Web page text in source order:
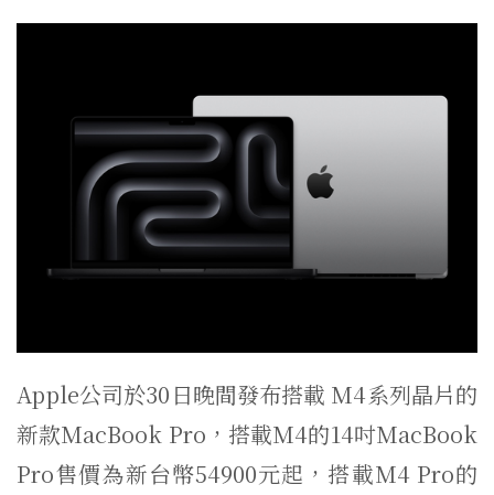
Apple公司於30日晚間發布搭載 M4系列晶片的
新款MacBook Pro，搭載M4的14吋MacBook
Pro售價為新台幣54900元起，搭載M4 Pro的